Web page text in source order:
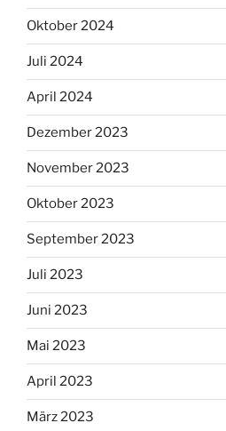
Oktober 2024
Juli 2024
April 2024
Dezember 2023
November 2023
Oktober 2023
September 2023
Juli 2023
Juni 2023
Mai 2023
April 2023
März 2023